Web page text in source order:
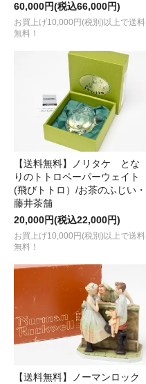
60,000円(税込66,000円)
お買上げ10,000円(税別)以上で送料
無料！
【送料無料】ノリタケ とな
りのトトロペーパーウェイト
(飛びトトロ）/お茶のふじい・
藤井茶舗
20,000円(税込22,000円)
お買上げ10,000円(税別)以上で送料
無料！
【送料無料】ノーマンロック